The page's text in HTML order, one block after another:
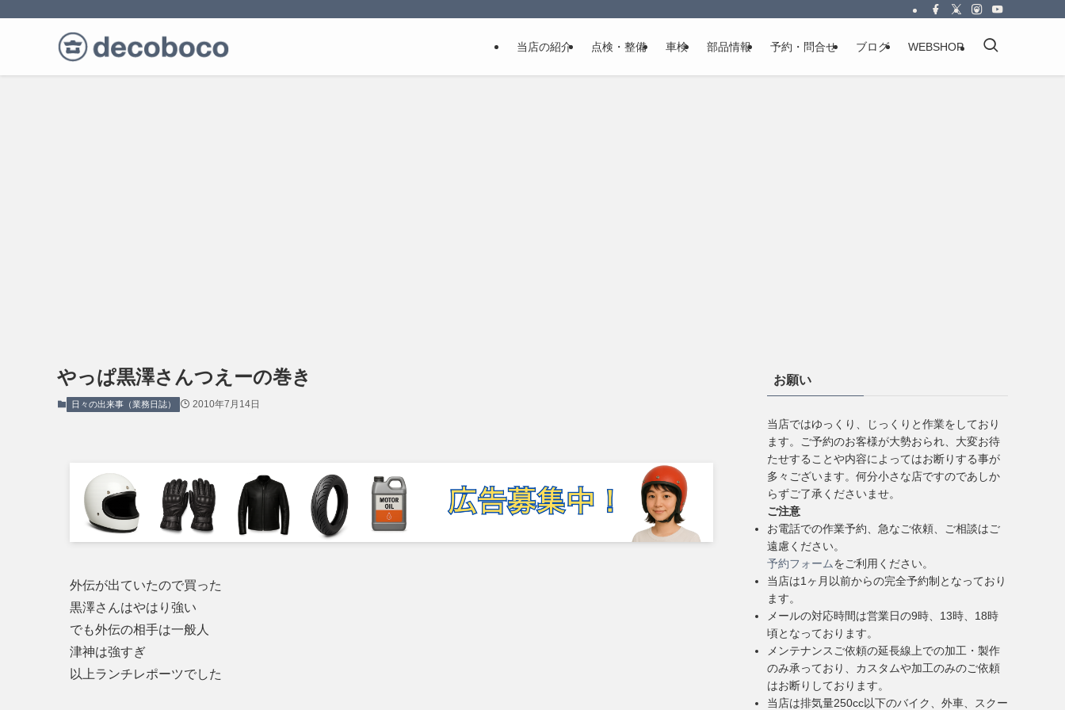
当店の紹介 点検・整備 車検 部品情報 予約・問合せ ブログ WEBSHOP
やっぱ黒澤さんつえーの巻き
日々の出来事（業務日誌） 2010年7月14日
外伝が出ていたので買った
黒澤さんはやはり強い
でも外伝の相手は一般人
津神は強すぎ
以上ランチレポーツでした
お願い
当店ではゆっくり、じっくりと作業をしており
ます。ご予約のお客様が大勢おられ、大変お待
たせすることや内容によってはお断りする事が
多々ございます。何分小さな店ですのであしか
らずご了承くださいませ。
ご注意
お電話での作業予約、急なご依頼、ご相談はご
遠慮ください。
予約フォームをご利用ください。
当店は1ヶ月以前からの完全予約制となっており
ます。
メールの対応時間は営業日の9時、13時、18時
頃となっております。
メンテナンスご依頼の延長線上での加工・製作
のみ承っており、カスタムや加工のみのご依頼
はお断りしております。
当店は排気量250cc以下のバイク、外車、スクー